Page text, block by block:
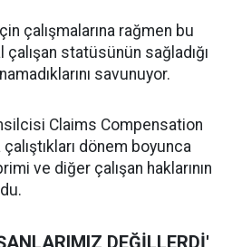
çalışmalarına rağmen bu
statüsünün sağladığı
savunuyor.
Claims Compensation
dönem boyunca
ve diğer çalışan haklarının
DEĞİLLERDİ'